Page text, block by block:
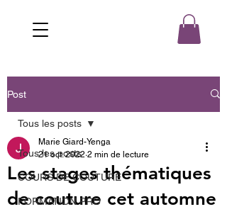
Post
Tous les posts
COURS DE COUTURE
FORMATION PRO
Tous les posts
Les stages thématiques
de couture cet automne
Marie Giard-Yenga
21 oct. 2022 2 min de lecture